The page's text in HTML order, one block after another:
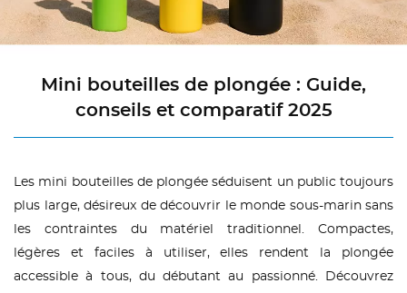
Mini bouteilles de plongée : Guide,
conseils et comparatif 2025
Les mini bouteilles de plongée séduisent un public toujours
plus large, désireux de découvrir le monde sous-marin sans
les contraintes du matériel traditionnel. Compactes,
légères et faciles à utiliser, elles rendent la plongée
accessible à tous, du débutant au passionné. Découvrez